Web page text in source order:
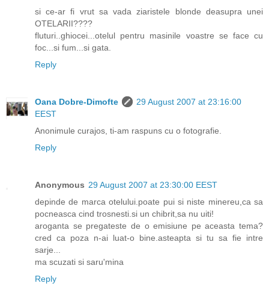
si ce-ar fi vrut sa vada ziaristele blonde deasupra unei
OTELARII????
fluturi..ghiocei...otelul pentru masinile voastre se face cu
foc...si fum...si gata.
Reply
Oana Dobre-Dimofte
29 August 2007 at 23:16:00
EEST
Anonimule curajos, ti-am raspuns cu o fotografie.
Reply
Anonymous 29 August 2007 at 23:30:00 EEST
depinde de marca otelului.poate pui si niste minereu,ca sa
pocneasca cind trosnesti.si un chibrit,sa nu uiti!
aroganta se pregateste de o emisiune pe aceasta tema?
cred ca poza n-ai luat-o bine.asteapta si tu sa fie intre
sarje...
ma scuzati si saru'mina
Reply